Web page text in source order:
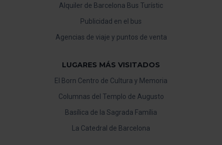
Alquiler de Barcelona Bus Turístic
Publicidad en el bus
Agencias de viaje y puntos de venta
LUGARES MÁS VISITADOS
El Born Centro de Cultura y Memoria
Columnas del Templo de Augusto
Basílica de la Sagrada Família
La Catedral de Barcelona